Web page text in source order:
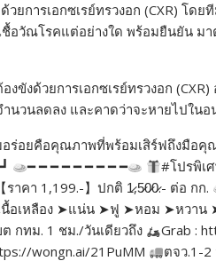
ยการเอกซเรย์ทรวงอก (CXR) โด
อวัณโรคแต่อย่างใด พร้อมยืนยัน ม
งด้วยการเอกซเรย์ทรวงอก (CXR)
นวนลดลง และคาดว่าจะหายไปในอ
อร่อยคือคุณภาพที่พร้อมเสิร์ฟถึงมือ
━ ━ ━ ━ ━ ━ ━ ━ ━
#โปรพิเ
ราคา 1,199.-】ปกติ 1̷,5̷0̷0̷.- ต่อ กก.
นื้อเหลือง ➤แน่น ➤ฟู ➤หอม ➤หวาน
ต กทม. 1 ชม./วันเดียวถึง
Grab :
wongn.ai/21PuMM
ตจว.1-2